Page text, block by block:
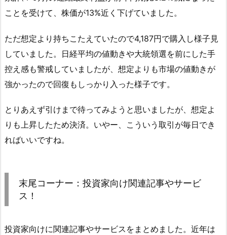
ことを受けて、株価が13%近く下げていました。
ただ想定より持ちこたえていたので4,187円で購入し様子見
していました。日経平均の値動きや大統領選を前にした手
控え感も警戒していましたが、想定よりも市場の値動きが
強かったので回復もしっかり入った様子です。
とりあえず引けまで待ってみようと思いましたが、想定よ
りも上昇したため決済。いやー、こういう取引が毎日でき
ればいいですね。
末尾コーナー：投資家向け関連記事やサービ
ス！
投資家向けに関連記事やサービスをまとめました。近年は